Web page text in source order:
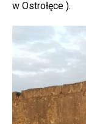
w Ostrołęce ).